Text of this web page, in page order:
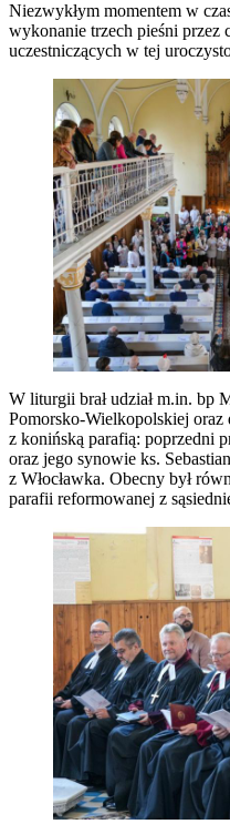
Niezwykłym momentem w
wykonanie trzech pieśni przez
uczestniczących w tej
W liturgii brał udział m.in. bp
Pomorsko-Wielkopolskiej
z konińską parafią: poprzedni
oraz jego synowie ks.
z Włocławka. Obecny był
parafii reformowanej z